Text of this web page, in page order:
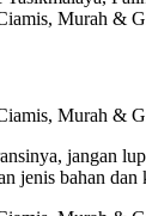
jangan
jenis bahan dan